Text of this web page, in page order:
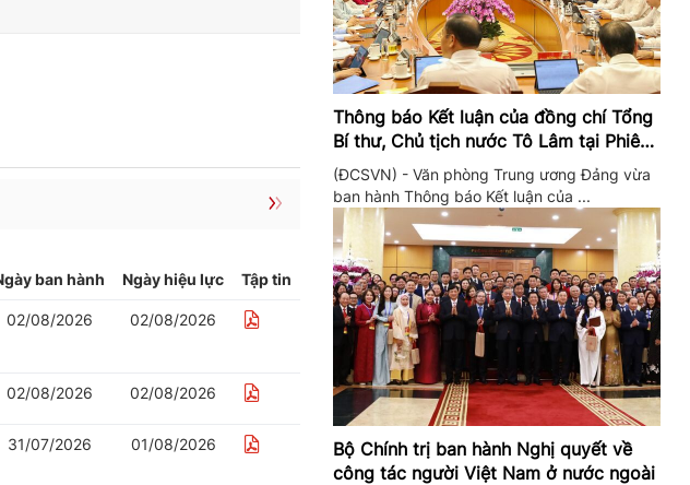
ban hành Ngày hiệu lực Tập tin
02/08/2026 02/08/2026
02/08/2026 02/08/2026
31/07/2026 01/08/2026
Thông báo Kết luận của đồng chí Tổng
Bí thư, Chủ tịch nước Tô Lâm tại Phiên
họp Ban Chỉ đạo Trung ương thực hiện
Nghị quyết 57
(ĐCSVN) - Văn phòng Trung ương Đảng vừa
ban hành Thông báo Kết luận của ...
Bộ Chính trị ban hành Nghị quyết về
công tác người Việt Nam ở nước ngoài